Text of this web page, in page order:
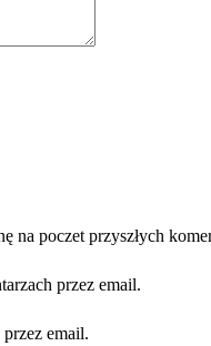
na poczet przyszłych
przez email.
email.